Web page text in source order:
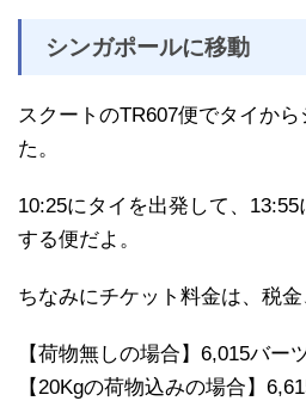
シンガポールに移動
スクートのTR607便でタイか
た。
10:25にタイを出発して、
する便だよ。
ちなみにチケット料金は、税
【荷物無しの場合】6,015バー
【20Kgの荷物込みの場合】